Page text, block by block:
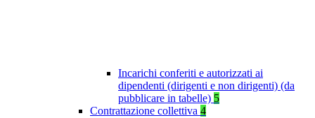
Incarichi conferiti e autorizzati ai
dipendenti (dirigenti e non dirigenti) (da
pubblicare in tabelle) 5
Contrattazione collettiva 4